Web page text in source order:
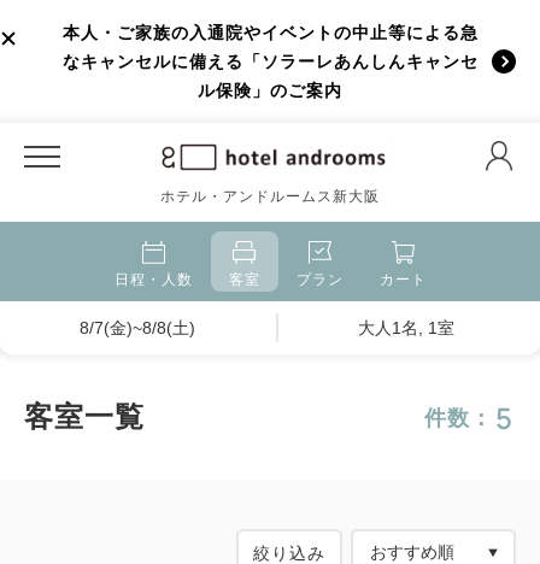
本人・ご家族の入通院やイベントの中止等による急
なキャンセルに備える「ソラーレあんしんキャンセ
ル保険」のご案内
ホテル・アンドルームス新大阪
日程・人数 客室 プラン カート
8/7(金)~8/8(土) 大人1名, 1室
客室一覧 件数： 5
絞り込み